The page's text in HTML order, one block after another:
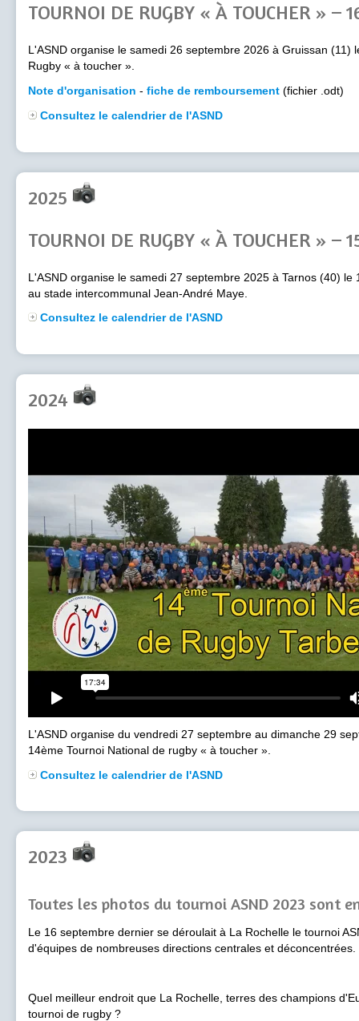
TOURNOI DE RUGBY « À TOUCHER » –
L'ASND organise le samedi 26 septembre 2026 à Gruissan (11)
Rugby « à toucher ».
Note d'organisation - fiche de remboursement (fichier .odt)
Consultez le calendrier de l'ASND
2025
TOURNOI DE RUGBY « À TOUCHER » –
L'ASND organise le samedi 27 septembre 2025 à Tarnos (40)
au stade intercommunal Jean-André Maye.
Consultez le calendrier de l'ASND
2024
L'ASND organise du vendredi 27 septembre au dimanche 29
14ème Tournoi National de rugby « à toucher ».
Consultez le calendrier de l'ASND
2023
Toutes les photos du tournoi ASND 2023 sont
Le 16 septembre dernier se déroulait à La Rochelle le tournoi
d'équipes de nombreuses directions centrales et déconcentrées.
Quel meilleur endroit que La Rochelle, terres des champions
tournoi de rugby ?